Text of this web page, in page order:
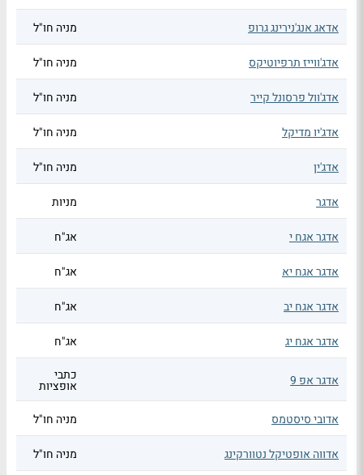
אדאג אנג'נירינג גרופ מניה חו"ל
אדג'ווייז תרפיוטיקס מניה חו"ל
אדג'וול פרסונל קייר מניה חו"ל
אדג'יו מדיקל מניה חו"ל
אדג'ין מניה חו"ל
אדגר מניות
אדגר אגח י אג"ח
אדגר אגח יא אג"ח
אדגר אגח יב אג"ח
אדגר אגח יג אג"ח
אדגר אפ 9 כתבי
אופציות
אדובי סיסטמס
מניה חו"ל
אדווה אופטיקל נטוורקינג מניה חו"ל